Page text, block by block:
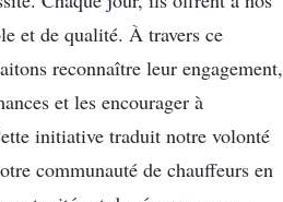
et de qualité. À travers ce
reconnaître leur engagement,
et les encourager à
initiative traduit notre volonté
communauté de chauffeurs en